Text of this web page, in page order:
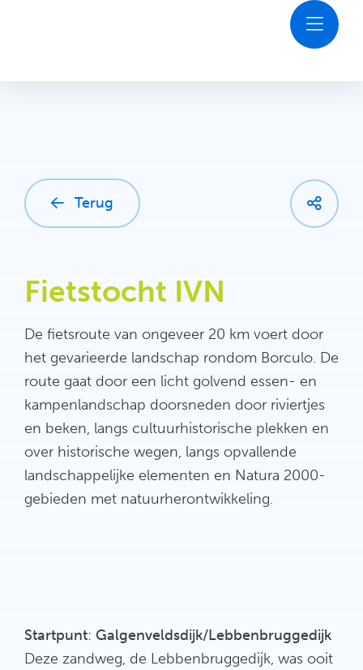
Terug
Fietstocht IVN
De fietsroute van ongeveer 20 km voert door
het gevarieerde landschap rondom Borculo. De
route gaat door een licht golvend essen- en
kampenlandschap doorsneden door riviertjes
en beken, langs cultuurhistorische plekken en
over historische wegen, langs opvallende
landschappelijke elementen en Natura 2000-
gebieden met natuurherontwikkeling.
Startpunt: Galgenveldsdijk/Lebbenbruggedijk
Deze zandweg, de Lebbenbruggedijk, was ooit
Plan je bezoek